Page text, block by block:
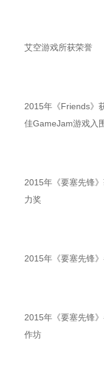
艾空游戏所获荣誉
2015年《Friends》
佳GameJam游戏入
2015年《要塞先锋
力奖
2015年《要塞先锋
2015年《要塞先锋
作坊